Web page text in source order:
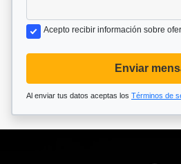
Acepto recibir información sobre
Enviar
Al enviar tus datos aceptas los Términos de